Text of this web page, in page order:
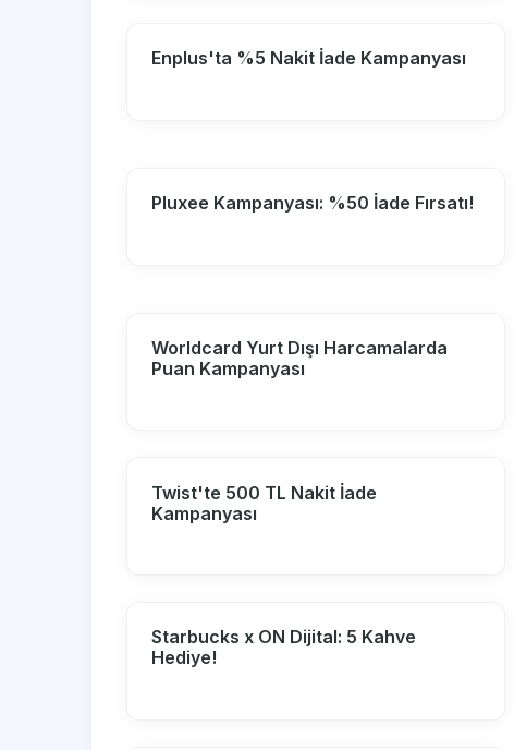
Enplus'ta %5 Nakit İade Kampanyası
Pluxee Kampanyası: %50 İade Fırsatı!
Worldcard Yurt Dışı Harcamalarda
Puan Kampanyası
Twist'te 500 TL Nakit İade
Kampanyası
Starbucks x ON Dijital: 5 Kahve
Hediye!